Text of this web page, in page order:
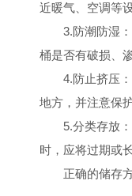
近暖气、空调等
3.防潮防湿：
桶是否有破损、
4.防止挤压：
地方，并注意保
5.分类存放：
时，应将过期或
正确的储存方